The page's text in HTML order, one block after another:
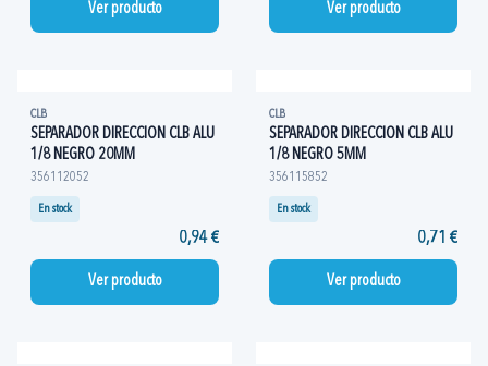
Ver producto Ver producto
CLB
SEPARADOR DIRECCION CLB ALU
1/8 NEGRO 20MM
356112052
En stock
0,94 €
Ver producto
CLB
SEPARADOR DIRECCION CLB ALU
1/8 NEGRO 5MM
356115852
En stock
0,71 €
Ver producto